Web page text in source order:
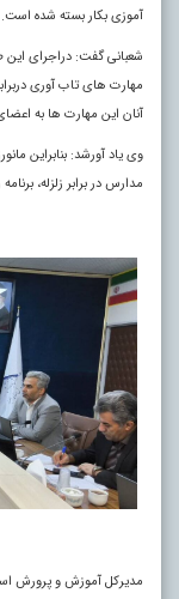
آموزی بکار بسته شده است.
شعبانی گفت: دراجرای
مهارت های تاب آوری
آنان این مهارت ها به
وی یاد آورشد: بنابراین
مدارس در برابر زلزله،
مدیرکل آموزش و پرورش